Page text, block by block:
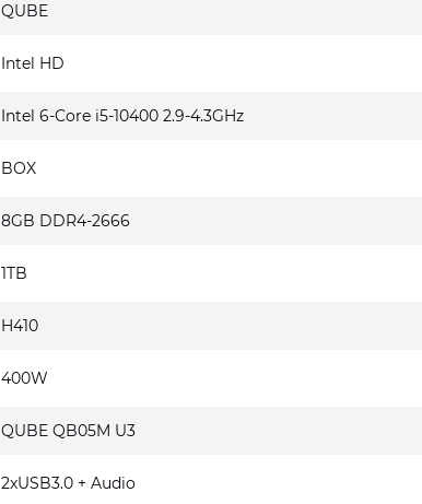
QUBE
Intel HD
Intel 6-Core i5-10400 2.9-4.3GHz
BOX
8GB DDR4-2666
1TB
H410
400W
QUBE QB05M U3
2xUSB3.0 + Audio